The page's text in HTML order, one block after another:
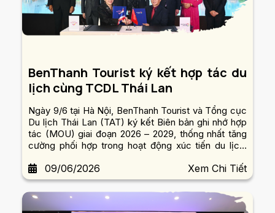
BenThanh Tourist ký kết hợp tác du
lịch cùng TCDL Thái Lan
Ngày 9/6 tại Hà Nội, BenThanh Tourist và Tổng cục
Du lịch Thái Lan (TAT) ký kết Biên bản ghi nhớ hợp
tác (MOU) giai đoạn 2026 – 2029, thống nhất tăng
cường phối hợp trong hoạt động xúc tiến du lịch,
và Thái Lan.
09/06/2026 Xem Chi Tiết